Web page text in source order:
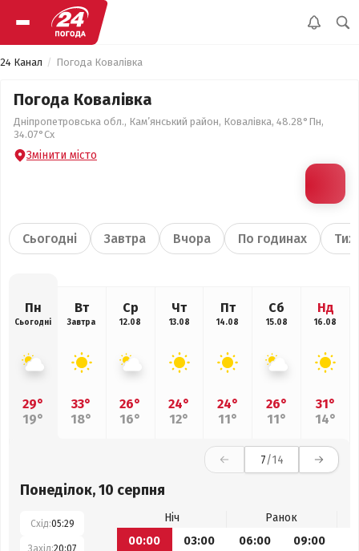
24 Канал Погода Ковалівка
Погода Ковалівка
Дніпропетровська обл., Кам’янський район, Ковалівка, 48.28°Пн,
34.07°Сх
Змінити місто
Сьогодні Завтра Вчора По годинах
Пн
Сьогодні
29°
19°
Вт
Завтра
33°
18°
Ср
12.08
26°
16°
Чт
13.08
24°
12°
Пт
14.08
24°
11°
Сб
15.08
26°
11°
Нд
16.08
31°
14°
7/14
Понеділок, 10 серпня
Схід:05:29
Захід:20:07
Ніч
Ранок
00:00
03:00 06:00 09:00